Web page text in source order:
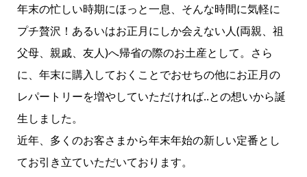
年末の忙しい時期にほっと一息、そんな時間に気軽に
プチ贅沢！あるいはお正月にしか会えない人(両親、祖
父母、親戚、友人)へ帰省の際のお土産として。さら
に、年末に購入しておくことでおせちの他にお正月の
レパートリーを増やしていただければ..との想いから誕
生しました。
近年、多くのお客さまから年末年始の新しい定番とし
てお引き立ていただいております。